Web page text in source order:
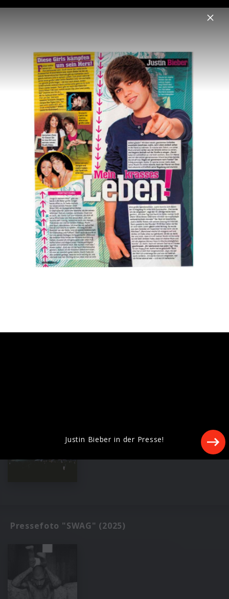
Menu
Justin Bieber
Home News Musik Videos Fotos Biografie
Artwork „SWAG LIVE FROM COACHELLA
(WEEKEND II)“ (2026)
Pressefotos „SWAG LIVE FROM
COACHELLA (WEEKEND II)“ (2026)
Pressefoto "SWAG" (2025)
Justin Bieber in der Presse!